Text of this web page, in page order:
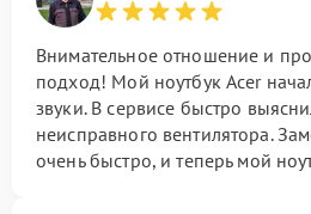
Внимательное отношение и
подход! Мой ноутбук Acer
звуки. В сервисе быстро
неисправного вентилятора.
очень быстро, и теперь мой